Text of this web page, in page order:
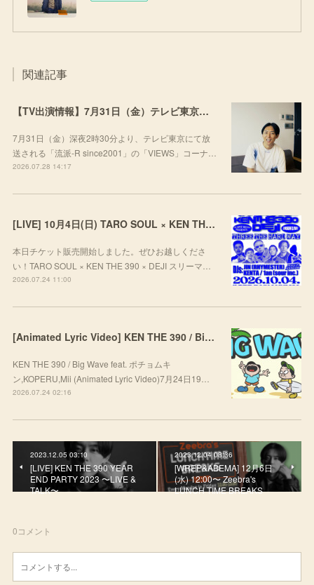
関連記事
【TV出演情報】7月31日（金）テレビ東京「流派-R since2001」
7月31日（金）深夜2時30分より、テレビ東京にて放
送される「流派-R since2001」の「VIEWS」コーナ…
2026.07.28 14:17
[LIVE] 10月4日(日) TARO SOUL × KEN THE 390 × DEJI スリーマンLIVE "THREE THE HARD WAY” @ ORD. 代官山
本日チケット販売開始しました。ぜひお越しくださ
い！TARO SOUL × KEN THE 390 × DEJI スリーマ…
2026.07.24 11:00
[Animated Lyric Video] KEN THE 390 / Big Wave feat. ポチョムキン,KOPERU,Mii
KEN THE 390 / Big Wave feat. ポチョムキ
ン,KOPERU,Mii (Animated Lyric Video)7月24日19…
2026.07.24 02:16
2023.12.05 03:10
[LIVE] KEN THE 390 YEAR
END PARTY 2023 〜LIVE &
TALK〜
2023.12.04 08:36
[WREP&ABEMA] 12月6日
(水) 12:00〜 Zeebra's
LUNCH TIME BREAKS
0コメント